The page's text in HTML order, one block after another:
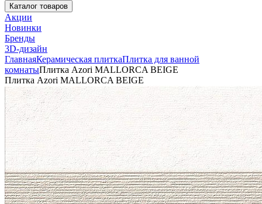
Каталог товаров
Акции
Новинки
Бренды
3D-дизайн
ГлавнаяКерамическая плиткаПлитка для ванной
комнатыПлитка Azori MALLORCA BEIGE
Плитка Azori MALLORCA BEIGE